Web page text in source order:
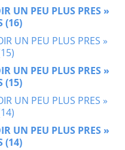
UN PEU PLUS PRES »
(16)
UN PEU PLUS PRES »
(15)
UN PEU PLUS PRES »
(14)